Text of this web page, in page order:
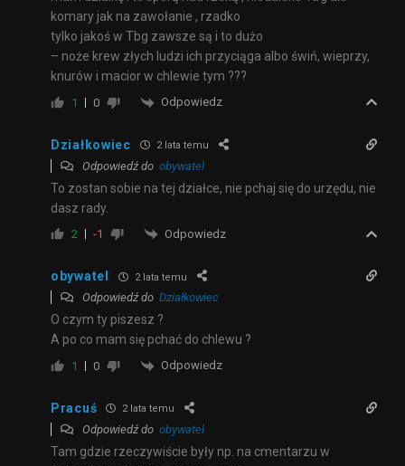
komary jak na zawołanie , rzadko
tylko jakoś w Tbg zawsze są i to dużo
– noże krew złych ludzi ich przyciąga albo świń, wieprzy,
knurów i macior w chlewie tym ???
1 0 Odpowiedz
Działkowiec 2 lata temu
Odpowiedź do obywatel
To zostan sobie na tej działce, nie pchaj się do urzędu, nie
dasz rady.
2 -1 Odpowiedz
obywatel 2 lata temu
Odpowiedź do Działkowiec
O czym ty piszesz ?
A po co mam się pchać do chlewu ?
1 0 Odpowiedz
Pracuś 2 lata temu
Odpowiedź do obywatel
Tam gdzie rzeczywiście były np. na cmentarzu w